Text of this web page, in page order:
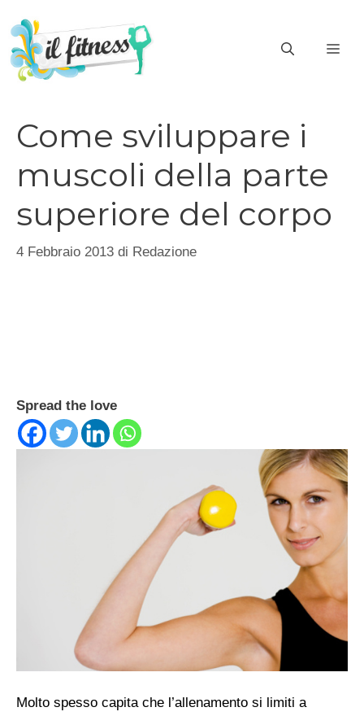
contenuto
Come sviluppare i
muscoli della parte
superiore del corpo
4 Febbraio 2013 di Redazione
Spread the love
Molto spesso capita che l’allenamento si limiti a